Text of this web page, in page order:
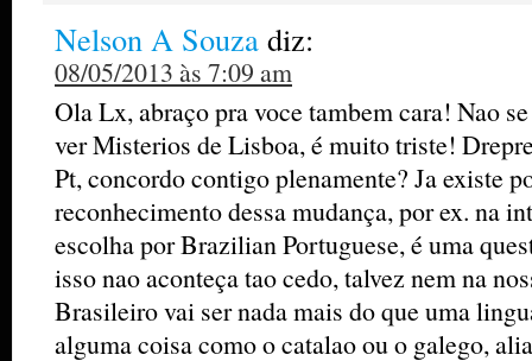
Nelson A Souza diz:
08/05/2013 às 7:09 am
Ola Lx, abraço pra voce tambem cara! Nao
ver Misterios de Lisboa, é muito triste!
Pt, concordo contigo plenamente? Ja existe
reconhecimento dessa mudança, por ex. na
escolha por Brazilian Portuguese, é uma
isso nao aconteça tao cedo, talvez nem na
Brasileiro vai ser nada mais do que uma
alguma coisa como o catalao ou o galego,